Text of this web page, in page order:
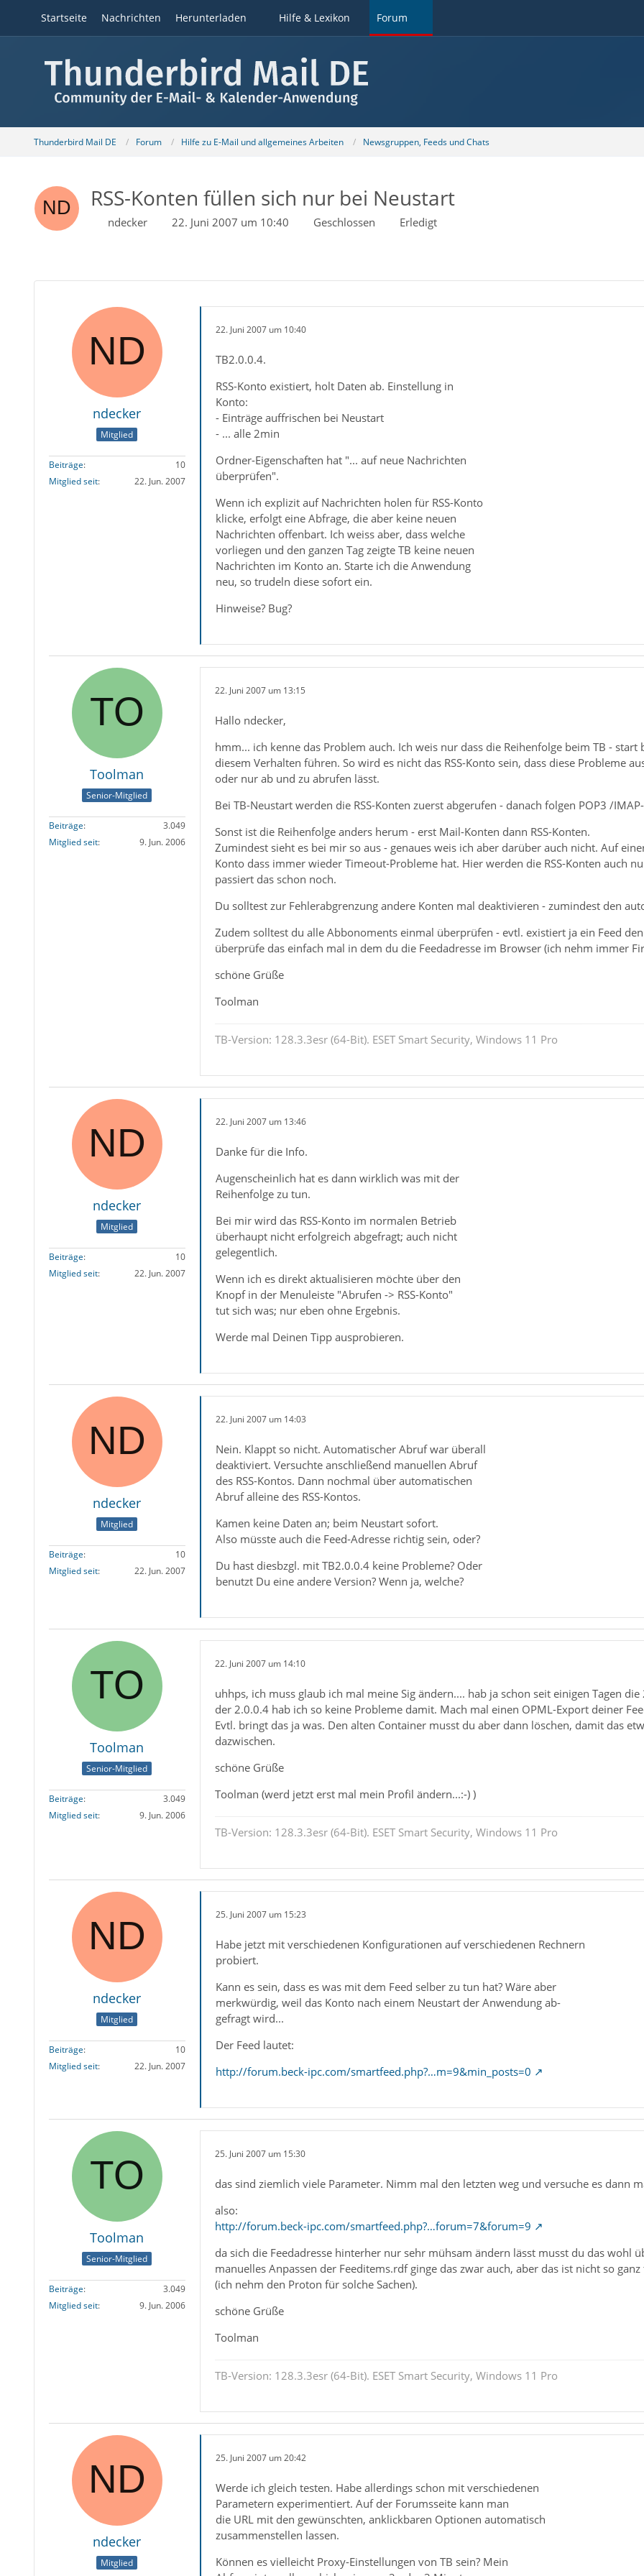
Startseite Nachrichten Herunterladen Hilfe & Lexikon Forum
Thunderbird Mail DE Forum Hilfe zu E-Mail und allgemeines Arbeiten Newsgruppen, Feeds und Chats
RSS-Konten füllen sich nur bei Neustart
ndecker 22. Juni 2007 um 10:40 Geschlossen Erledigt
ndecker
Mitglied
Beiträge
10
Mitglied seit
22. Jun. 2007
22. Juni 2007 um 10:40
TB2.0.0.4.
RSS-Konto existiert, holt Daten ab. Einstellung in
Konto:
- Einträge auffrischen bei Neustart
- ... alle 2min
Ordner-Eigenschaften hat "... auf neue Nachrichten
überprüfen".
Wenn ich explizit auf Nachrichten holen für RSS-Konto
klicke, erfolgt eine Abfrage, die aber keine neuen
Nachrichten offenbart. Ich weiss aber, dass welche
vorliegen und den ganzen Tag zeigte TB keine neuen
Nachrichten im Konto an. Starte ich die Anwendung
neu, so trudeln diese sofort ein.
Hinweise? Bug?
Toolman
Senior-Mitglied
Beiträge
3.049
Mitglied seit
9. Jun. 2006
22. Juni 2007 um 13:15
Hallo ndecker,
hmm... ich kenne das Problem auch. Ich weis nur dass die Reihenfolge beim TB -
diesem Verhalten führen. So wird es nicht das RSS-Konto sein, dass diese Probleme
oder nur ab und zu abrufen lässt.
Bei TB-Neustart werden die RSS-Konten zuerst abgerufen - danach folgen POP3 /
Sonst ist die Reihenfolge anders herum - erst Mail-Konten dann RSS-Konten.
Zumindest sieht es bei mir so aus - genaues weis ich aber darüber auch nicht. Auf
Konto dass immer wieder Timeout-Probleme hat. Hier werden die RSS-Konten auch
passiert das schon noch.
Du solltest zur Fehlerabgrenzung andere Konten mal deaktivieren - zumindest den
Zudem solltest du alle Abbonoments einmal überprüfen - evtl. existiert ja ein Feed
überprüfe das einfach mal in dem du die Feedadresse im Browser (ich nehm immer
schöne Grüße
Toolman
TB-Version: 128.3.3esr (64-Bit). ESET Smart Security, Windows 11 Pro
ndecker
Mitglied
Beiträge
10
Mitglied seit
22. Jun. 2007
22. Juni 2007 um 13:46
Danke für die Info.
Augenscheinlich hat es dann wirklich was mit der
Reihenfolge zu tun.
Bei mir wird das RSS-Konto im normalen Betrieb
überhaupt nicht erfolgreich abgefragt; auch nicht
gelegentlich.
Wenn ich es direkt aktualisieren möchte über den
Knopf in der Menuleiste "Abrufen -> RSS-Konto"
tut sich was; nur eben ohne Ergebnis.
Werde mal Deinen Tipp ausprobieren.
ndecker
Mitglied
Beiträge
10
Mitglied seit
22. Jun. 2007
22. Juni 2007 um 14:03
Nein. Klappt so nicht. Automatischer Abruf war überall
deaktiviert. Versuchte anschließend manuellen Abruf
des RSS-Kontos. Dann nochmal über automatischen
Abruf alleine des RSS-Kontos.
Kamen keine Daten an; beim Neustart sofort.
Also müsste auch die Feed-Adresse richtig sein, oder?
Du hast diesbzgl. mit TB2.0.0.4 keine Probleme? Oder
benutzt Du eine andere Version? Wenn ja, welche?
Toolman
Senior-Mitglied
Beiträge
3.049
Mitglied seit
9. Jun. 2006
22. Juni 2007 um 14:10
uhhps, ich muss glaub ich mal meine Sig ändern.... hab ja schon seit einigen Tagen
der 2.0.0.4 hab ich so keine Probleme damit. Mach mal einen OPML-Export deiner
Evtl. bringt das ja was. Den alten Container musst du aber dann löschen, damit das
dazwischen.
schöne Grüße
Toolman (werd jetzt erst mal mein Profil ändern...:-) )
TB-Version: 128.3.3esr (64-Bit). ESET Smart Security, Windows 11 Pro
ndecker
Mitglied
Beiträge
10
Mitglied seit
22. Jun. 2007
25. Juni 2007 um 15:23
Habe jetzt mit verschiedenen Konfigurationen auf verschiedenen Rechnern
probiert.
Kann es sein, dass es was mit dem Feed selber zu tun hat? Wäre aber
merkwürdig, weil das Konto nach einem Neustart der Anwendung ab-
gefragt wird...
Der Feed lautet:
http://forum.beck-ipc.com/smartfeed.php?…m=9&min_posts=0
Toolman
Senior-Mitglied
Beiträge
3.049
Mitglied seit
9. Jun. 2006
25. Juni 2007 um 15:30
das sind ziemlich viele Parameter. Nimm mal den letzten weg und versuche es dann
also:
http://forum.beck-ipc.com/smartfeed.php?…forum=7&forum=9
da sich die Feedadresse hinterher nur sehr mühsam ändern lässt musst du das wohl
manuelles Anpassen der Feeditems.rdf ginge das zwar auch, aber das ist nicht so
(ich nehm den Proton für solche Sachen).
schöne Grüße
Toolman
TB-Version: 128.3.3esr (64-Bit). ESET Smart Security, Windows 11 Pro
ndecker
Mitglied
25. Juni 2007 um 20:42
Werde ich gleich testen. Habe allerdings schon mit verschiedenen
Parametern experimentiert. Auf der Forumsseite kann man
die URL mit den gewünschten, anklickbaren Optionen automatisch
zusammenstellen lassen.
Können es vielleicht Proxy-Einstellungen von TB sein? Mein